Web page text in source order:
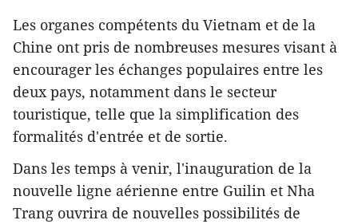
Les organes compétents du Vietnam et de la
Chine ont pris de nombreuses mesures visant à
encourager les échanges populaires entre les
deux pays, notamment dans le secteur
touristique, telle que la simplification des
formalités d'entrée et de sortie.
Dans les temps à venir, l'inauguration de la
nouvelle ligne aérienne entre Guilin et Nha
Trang ouvrira de nouvelles possibilités de